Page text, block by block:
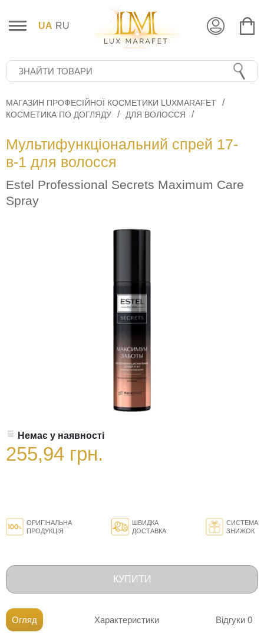
UA RU
МАГАЗИН ПРОФЕСІЙНОЇ КОСМЕТИКИ LUXMARAFET
КОСМЕТИКА ПО ДОГЛЯДУ
ДЛЯ ВОЛОССЯ
Мультифункціональний спрей 17-
в-1 для волосся
Estel Professional Secrets Maximum Care
Spray
Немає у наявності
255,94 грн.
ОРИГІНАЛЬНА
ПРОДУКЦІЯ
ШВИДКА
ДОСТАВКА
СИСТЕМА
ЗНИЖОК
КУПИТИ
Огляд Характеристики Відгуки 0